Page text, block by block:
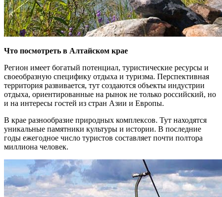
Что посмотреть в Алтайском крае
Регион имеет богатый потенциал, туристические ресурсы и
своеобразную специфику отдыха и туризма. Перспективная
территория развивается, тут создаются объекты индустрии
отдыха, ориентированные на рынок не только российский, но
и на интересы гостей из стран Азии и Европы.
В крае разнообразие природных комплексов. Тут находятся
уникальные памятники культуры и истории. В последние
годы ежегодное число туристов составляет почти полтора
миллиона человек.